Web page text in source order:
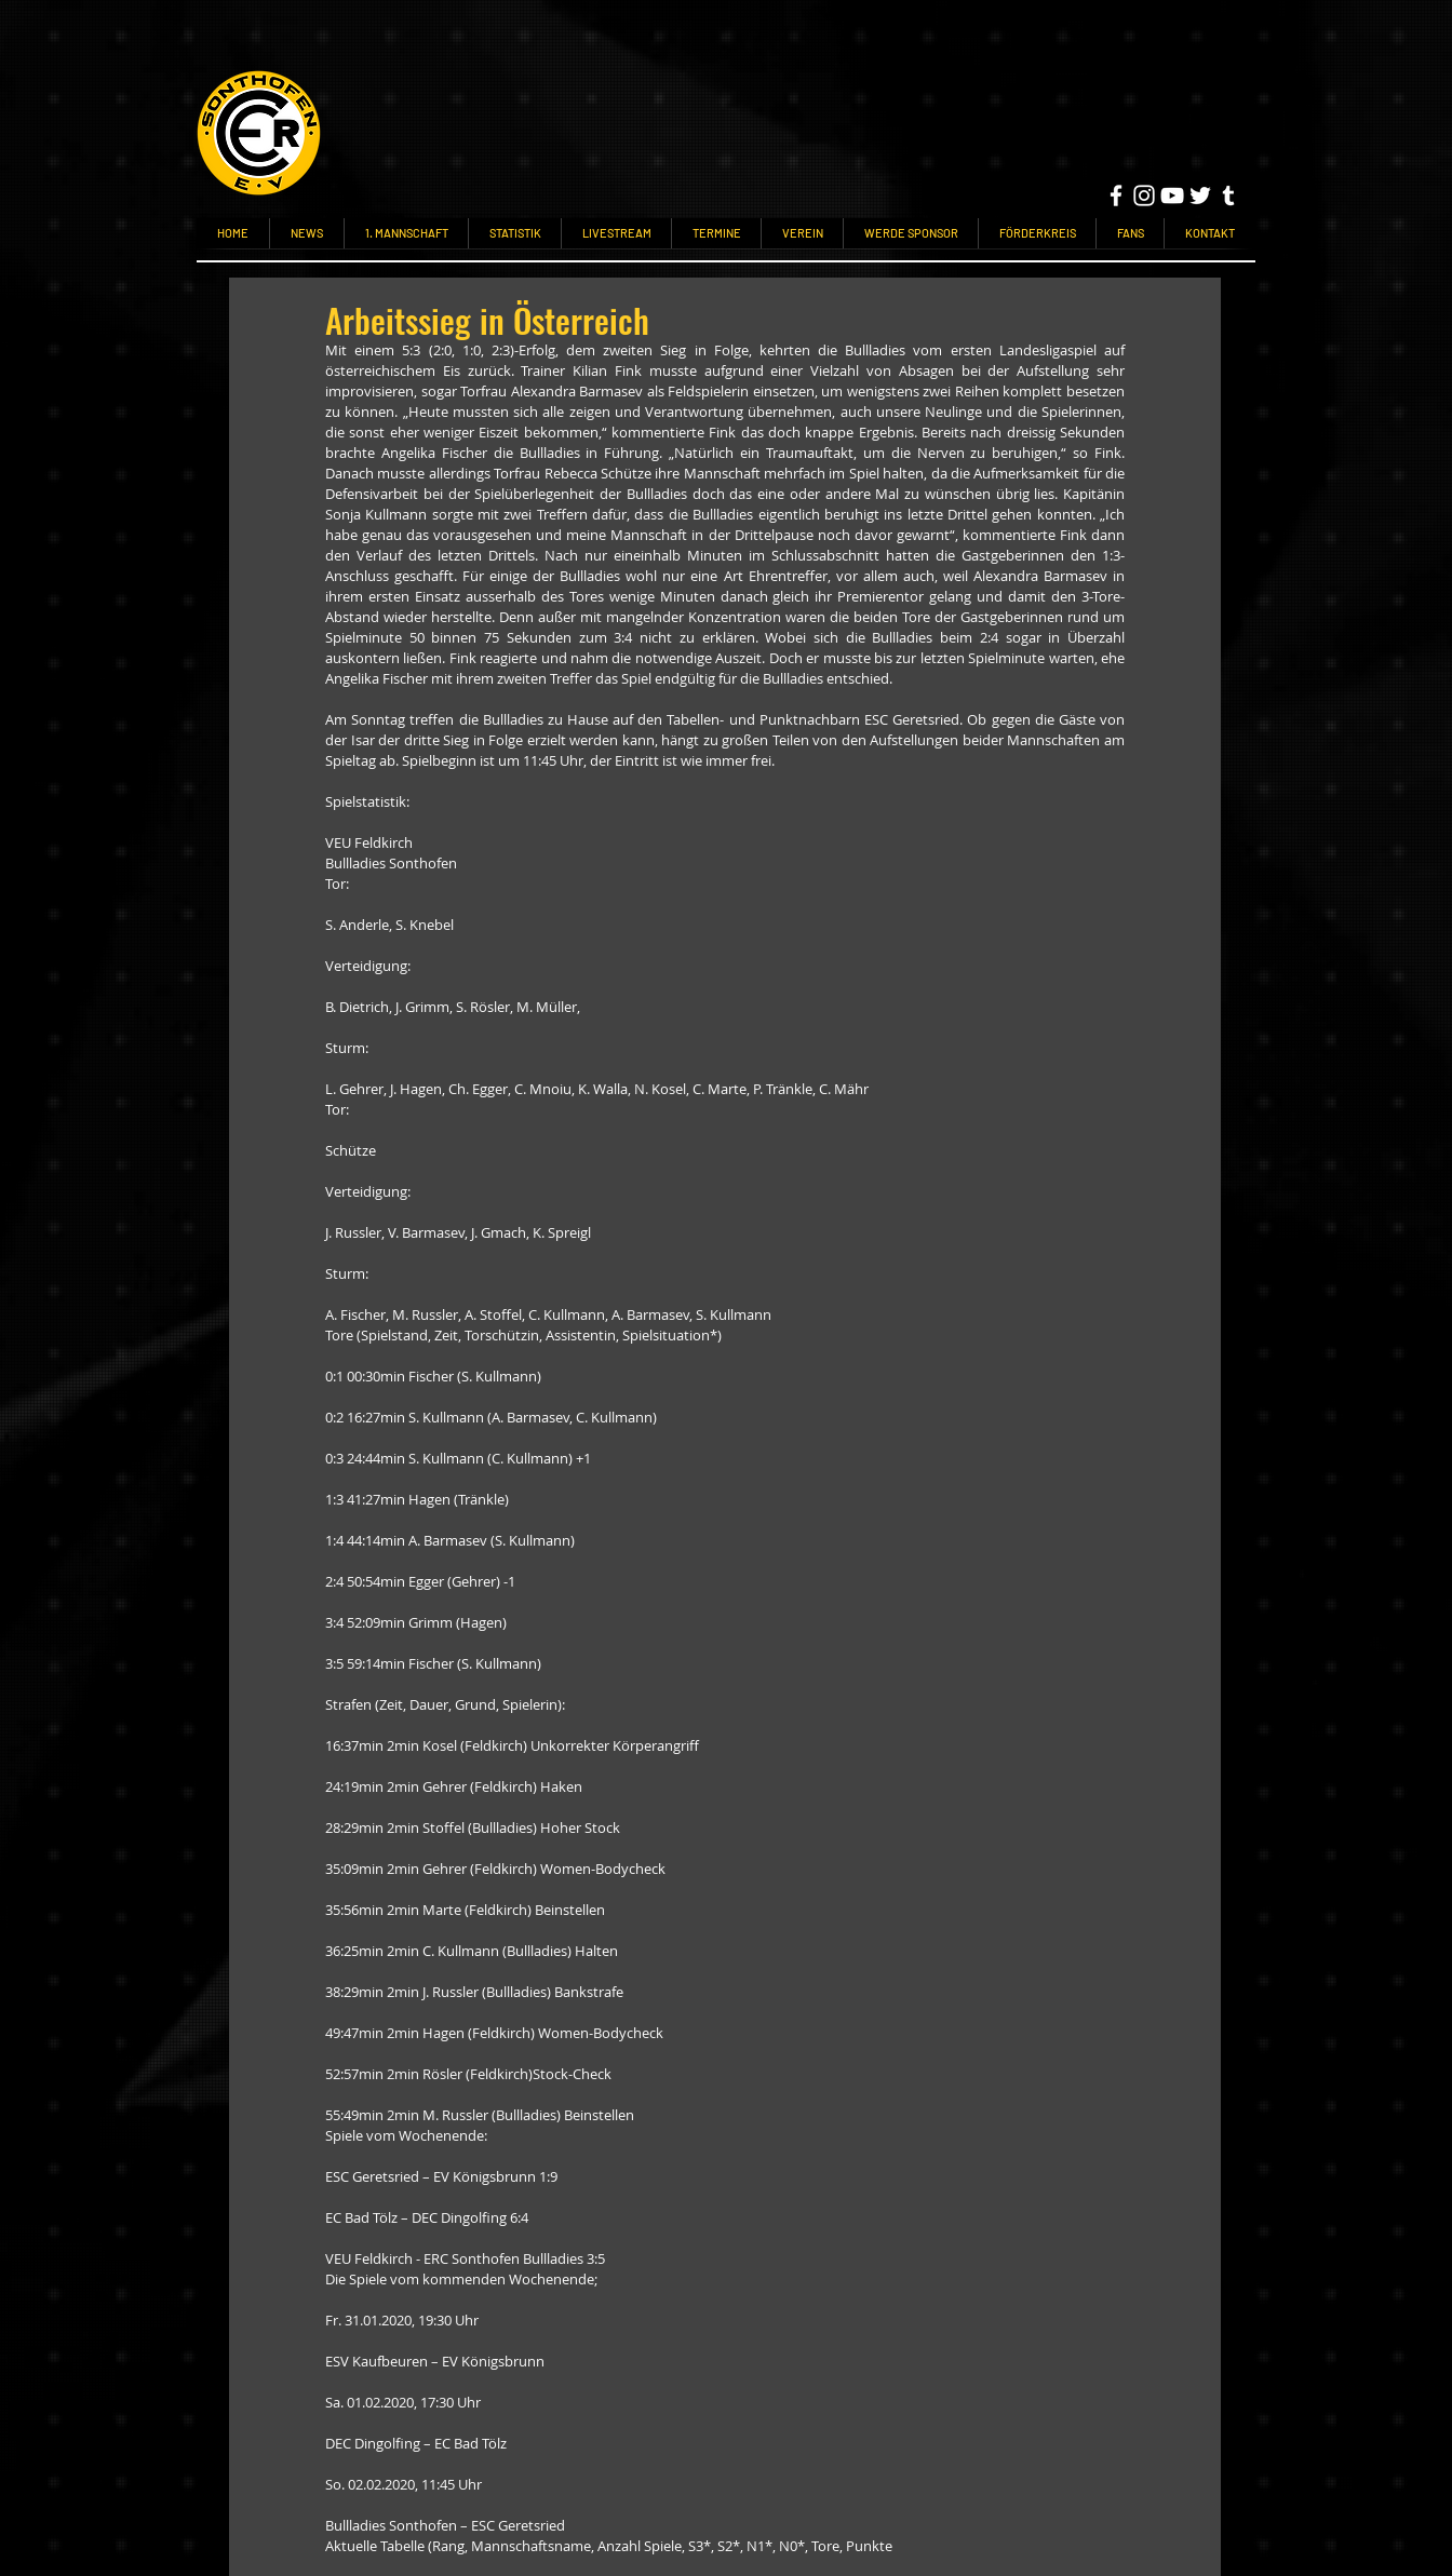
HOME NEWS 1. MANNSCHAFT STATISTIK LIVESTREAM TERMINE VEREIN WERDE SPONSOR FÖRDERKREIS FANS KONTAKT
Arbeitssieg in Österreich
Mit einem 5:3 (2:0, 1:0, 2:3)-Erfolg, dem zweiten Sieg in Folge, kehrten die Bullladies vom ersten Landesligaspiel auf
österreichischem Eis zurück. Trainer Kilian Fink musste aufgrund einer Vielzahl von Absagen bei der Aufstellung sehr
improvisieren, sogar Torfrau Alexandra Barmasev als Feldspielerin einsetzen, um wenigstens zwei Reihen komplett besetzen
zu können. „Heute mussten sich alle zeigen und Verantwortung übernehmen, auch unsere Neulinge und die Spielerinnen,
die sonst eher weniger Eiszeit bekommen,“ kommentierte Fink das doch knappe Ergebnis. Bereits nach dreissig Sekunden
brachte Angelika Fischer die Bullladies in Führung. „Natürlich ein Traumauftakt, um die Nerven zu beruhigen,“ so Fink.
Danach musste allerdings Torfrau Rebecca Schütze ihre Mannschaft mehrfach im Spiel halten, da die Aufmerksamkeit für die
Defensivarbeit bei der Spielüberlegenheit der Bullladies doch das eine oder andere Mal zu wünschen übrig lies. Kapitänin
Sonja Kullmann sorgte mit zwei Treffern dafür, dass die Bullladies eigentlich beruhigt ins letzte Drittel gehen konnten. „Ich
habe genau das vorausgesehen und meine Mannschaft in der Drittelpause noch davor gewarnt“, kommentierte Fink dann
den Verlauf des letzten Drittels. Nach nur eineinhalb Minuten im Schlussabschnitt hatten die Gastgeberinnen den 1:3-
Anschluss geschafft. Für einige der Bullladies wohl nur eine Art Ehrentreffer, vor allem auch, weil Alexandra Barmasev in
ihrem ersten Einsatz ausserhalb des Tores wenige Minuten danach gleich ihr Premierentor gelang und damit den 3-Tore-
Abstand wieder herstellte. Denn außer mit mangelnder Konzentration waren die beiden Tore der Gastgeberinnen rund um
Spielminute 50 binnen 75 Sekunden zum 3:4 nicht zu erklären. Wobei sich die Bullladies beim 2:4 sogar in Überzahl
auskontern ließen. Fink reagierte und nahm die notwendige Auszeit. Doch er musste bis zur letzten Spielminute warten, ehe
Angelika Fischer mit ihrem zweiten Treffer das Spiel endgültig für die Bullladies entschied.
Am Sonntag treffen die Bullladies zu Hause auf den Tabellen- und Punktnachbarn ESC Geretsried. Ob gegen die Gäste von
der Isar der dritte Sieg in Folge erzielt werden kann, hängt zu großen Teilen von den Aufstellungen beider Mannschaften am
Spieltag ab. Spielbeginn ist um 11:45 Uhr, der Eintritt ist wie immer frei.
Spielstatistik:
VEU Feldkirch
Bullladies Sonthofen
Tor:
S. Anderle, S. Knebel
Verteidigung:
B. Dietrich, J. Grimm, S. Rösler, M. Müller,
Sturm:
L. Gehrer, J. Hagen, Ch. Egger, C. Mnoiu, K. Walla, N. Kosel, C. Marte, P. Tränkle, C. Mähr
Tor:
Schütze
Verteidigung:
J. Russler, V. Barmasev, J. Gmach, K. Spreigl
Sturm:
A. Fischer, M. Russler, A. Stoffel, C. Kullmann, A. Barmasev, S. Kullmann
Tore (Spielstand, Zeit, Torschützin, Assistentin, Spielsituation*)
0:1 00:30min Fischer (S. Kullmann)
0:2 16:27min S. Kullmann (A. Barmasev, C. Kullmann)
0:3 24:44min S. Kullmann (C. Kullmann) +1
1:3 41:27min Hagen (Tränkle)
1:4 44:14min A. Barmasev (S. Kullmann)
2:4 50:54min Egger (Gehrer) -1
3:4 52:09min Grimm (Hagen)
3:5 59:14min Fischer (S. Kullmann)
Strafen (Zeit, Dauer, Grund, Spielerin):
16:37min 2min Kosel (Feldkirch) Unkorrekter Körperangriff
24:19min 2min Gehrer (Feldkirch) Haken
28:29min 2min Stoffel (Bullladies) Hoher Stock
35:09min 2min Gehrer (Feldkirch) Women-Bodycheck
35:56min 2min Marte (Feldkirch) Beinstellen
36:25min 2min C. Kullmann (Bullladies) Halten
38:29min 2min J. Russler (Bullladies) Bankstrafe
49:47min 2min Hagen (Feldkirch) Women-Bodycheck
52:57min 2min Rösler (Feldkirch)Stock-Check
55:49min 2min M. Russler (Bullladies) Beinstellen
Spiele vom Wochenende:
ESC Geretsried – EV Königsbrunn 1:9
EC Bad Tölz – DEC Dingolfing 6:4
VEU Feldkirch - ERC Sonthofen Bullladies 3:5
Die Spiele vom kommenden Wochenende;
Fr. 31.01.2020, 19:30 Uhr
ESV Kaufbeuren – EV Königsbrunn
Sa. 01.02.2020, 17:30 Uhr
DEC Dingolfing – EC Bad Tölz
So. 02.02.2020, 11:45 Uhr
Bullladies Sonthofen – ESC Geretsried
Aktuelle Tabelle (Rang, Mannschaftsname, Anzahl Spiele, S3*, S2*, N1*, N0*, Tore, Punkte